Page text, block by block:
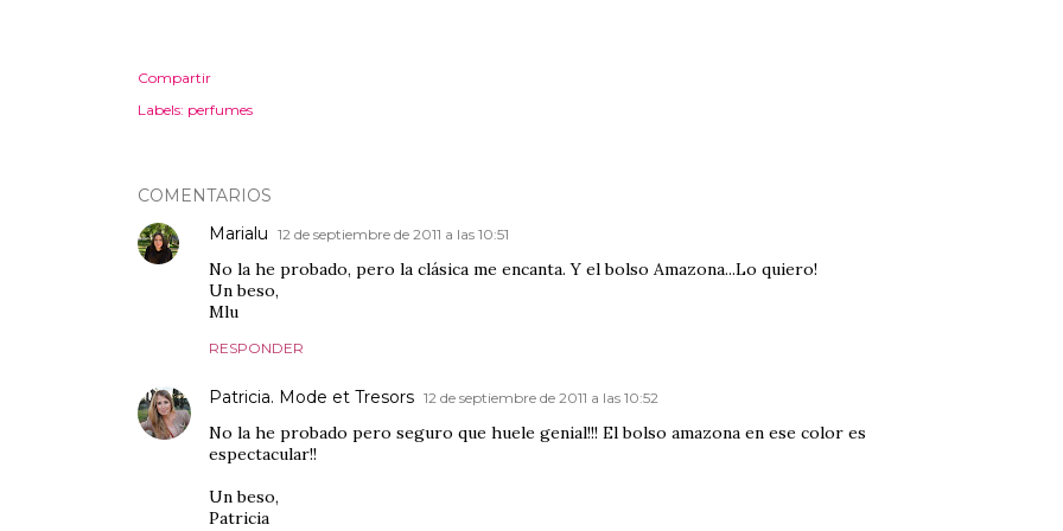
Compartir
Labels: perfumes
COMENTARIOS
Marialu 12 de septiembre de 2011 a las 10:51
No la he probado, pero la clásica me encanta. Y el bolso Amazona...Lo quiero!
Un beso,
Mlu
RESPONDER
Patricia. Mode et Tresors 12 de septiembre de 2011 a las 10:52
No la he probado pero seguro que huele genial!!! El bolso amazona en ese color es
espectacular!!
Un beso,
Patricia